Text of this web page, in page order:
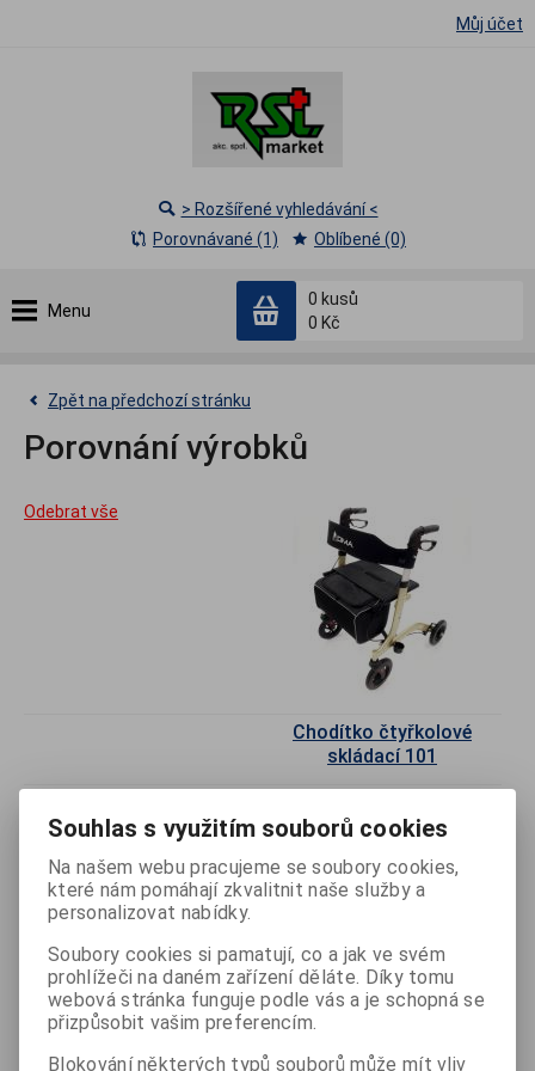
Můj účet
Menu
0 kusů
0 Kč
> Rozšířené vyhledávání <
Porovnávané (1)
Oblíbené (0)
Zpět na předchozí stránku
Porovnání výrobků
Odebrat vše
Chodítko čtyřkolové
skládací 101
Přidat do
košíku
s DPH
bez DPH
3 043 Kč
Katalogové číslo:
R-5016550
Výrobce:
DMA
Popis
skládací odlehčené,
Souhlas s využitím souborů cookies
Na našem webu pracujeme se soubory cookies,
které nám pomáhají zkvalitnit naše služby a
personalizovat nabídky.
Soubory cookies si pamatují, co a jak ve svém
prohlížeči na daném zařízení děláte. Díky tomu
webová stránka funguje podle vás a je schopná se
přizpůsobit vašim preferencím.
Blokování některých typů souborů může mít vliv